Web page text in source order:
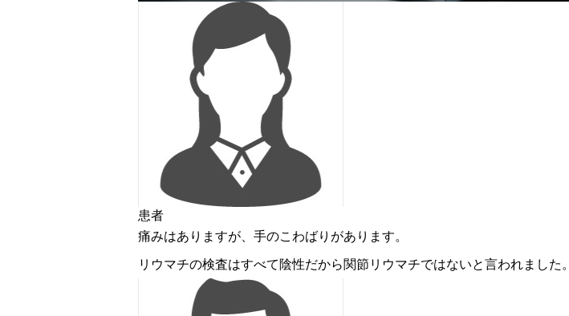
患者
痛みはありますが、手のこわばりがあります。
リウマチの検査はすべて陰性だから関節リウマチではないと言われました。